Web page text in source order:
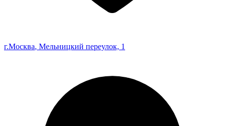
г.Москва, Мельницкий переулок, 1